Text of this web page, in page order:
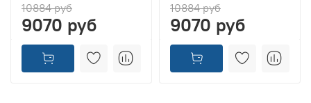
10884 руб
9070 руб
10884 руб
9070 руб